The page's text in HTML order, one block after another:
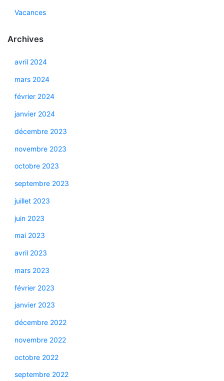
Vacances
Archives
avril 2024
mars 2024
février 2024
janvier 2024
décembre 2023
novembre 2023
octobre 2023
septembre 2023
juillet 2023
juin 2023
mai 2023
avril 2023
mars 2023
février 2023
janvier 2023
décembre 2022
novembre 2022
octobre 2022
septembre 2022